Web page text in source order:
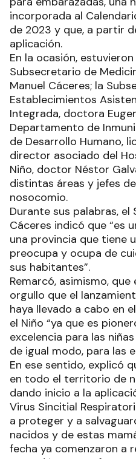
incorporada al
de 2023 y que, a partir
aplicación.
En la ocasión,
Subsecretario de
Manuel Cáceres; la
Establecimientos
Integrada, doctora
Departamento de
de Desarrollo Humano,
director asociado del
Niño, doctor Néstor
distintas áreas y jefes
nosocomio.
Durante sus palabras,
Cáceres indicó que “es
una provincia que tiene
preocupa y ocupa de
sus habitantes”.
Remarcó, asimismo,
orgullo que el
haya llevado a cabo en
el Niño “ya que es
excelencia para las
de igual modo, para las
En ese sentido, explicó
en todo el territorio de
dando inicio a la
Virus Sincitial
a proteger y a
nacidos y de estas
fecha ya comenzaron a